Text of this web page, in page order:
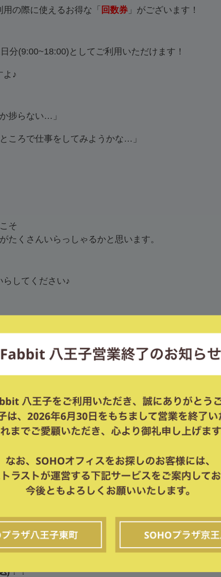
の際に使えるお得な「 回数券 」がございます！
分(9:00~18:00)としてご利用いただけます！
よ♪
捗らない…」
ころで仕事をしてみようかな…」
そ
たくさんいらっしゃるかと思います。
してください♪
)！！